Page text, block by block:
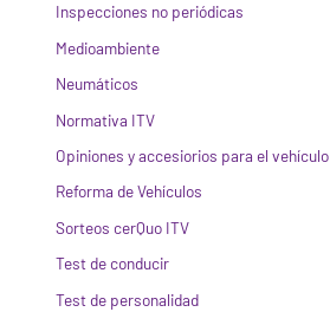
Inspecciones no periódicas
Medioambiente
Neumáticos
Normativa ITV
Opiniones y accesiorios para el vehículo
Reforma de Vehículos
Sorteos cerQuo ITV
Test de conducir
Test de personalidad